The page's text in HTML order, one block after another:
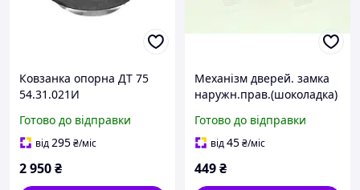
Ковзанка опорна ДТ 75
54.31.021И
Готово до відправки
від295₴/міс
2 950₴
Механізм дверей. замка
наружн.прав.(шоколадка)
Готово до відправки
від45₴/міс
449₴